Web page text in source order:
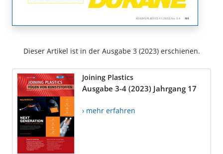
Dieser Artikel ist in der Ausgabe 3 (2023) erschienen.
Joining Plastics
Ausgabe 3-4 (2023) Jahrgang 17
› mehr erfahren